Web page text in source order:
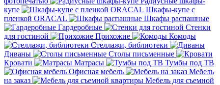
купе
Шкафы-купе с
пленкой ORACAL
Шкафы распашные
Гардеробные
Стенки
для гостиной
Прихожие
Комоды
Стеллажи, библиотеки
Диваны
Столы письменные
Кровати
Матрасы
Тумбы под ТВ
Офисная мебель
Мебель
на заказ
Мебель для съемной